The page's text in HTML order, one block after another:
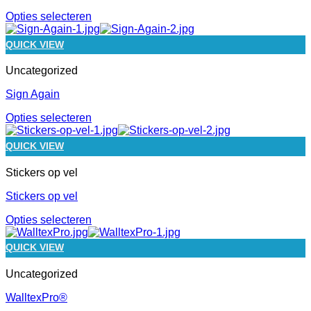
Opties selecteren
QUICK VIEW
Uncategorized
Sign Again
Opties selecteren
QUICK VIEW
Stickers op vel
Stickers op vel
Opties selecteren
QUICK VIEW
Uncategorized
WalltexPro®